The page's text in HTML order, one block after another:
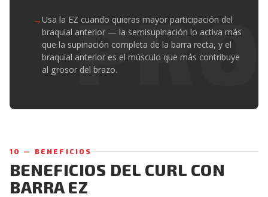
Usa la EZ cuando quieras mayor participación del
braquial anterior — la semisupinación lo activa más
que la supinación completa de la barra recta, y el
braquial anterior es el músculo que más contribuye
al grosor del brazo.
10 — BENEFICIOS
BENEFICIOS DEL CURL CON
BARRA EZ